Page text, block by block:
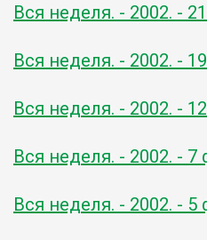
Вся неделя. - 2002. -
Вся неделя. - 2002. -
Вся неделя. - 2002. -
Вся неделя. - 2002. - 7
Вся неделя. - 2002. - 5